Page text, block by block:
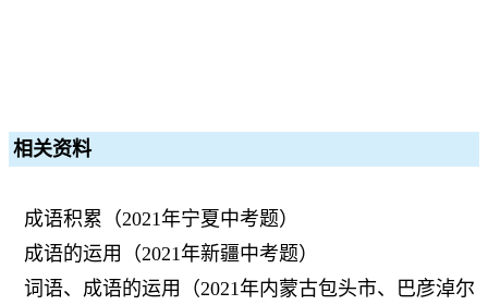
相关资料
成语积累（2021年宁夏中考题）
成语的运用（2021年新疆中考题）
词语、成语的运用（2021年内蒙古包头市、巴彦淖尔